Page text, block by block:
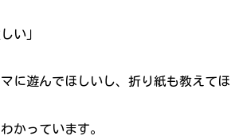
い」
に遊んでほしいし、折り紙も教えてほ
かっています。